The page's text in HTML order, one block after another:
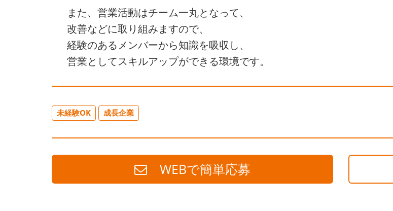
また、営業活動はチーム一丸となって、
改善などに取り組みますので、
経験のあるメンバーから知識を吸収し、
営業としてスキルアップができる環境です。
未経験OK 成長企業
WEBで簡単応募